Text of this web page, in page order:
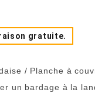
gratuite.
/ Planche à
un bardage à la